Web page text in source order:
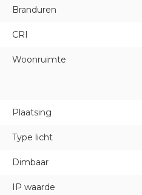
Branduren
CRI
Woonruimte
Plaatsing
Type licht
Dimbaar
IP waarde